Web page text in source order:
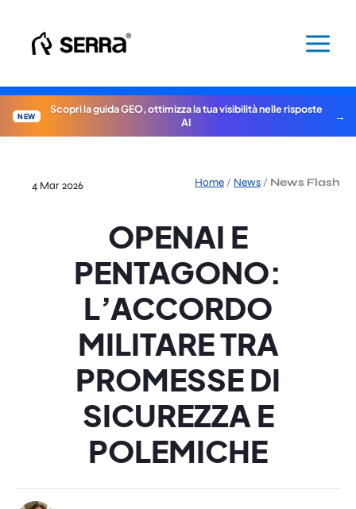
contenuto
NEW
Scopri la guida GEO, ottimizza la tua visibilità nelle risposte
AI
Home / News / News Flash
4 Mar 2026
OPENAI E
PENTAGONO:
L’ACCORDO
MILITARE TRA
PROMESSE DI
SICUREZZA E
POLEMICHE